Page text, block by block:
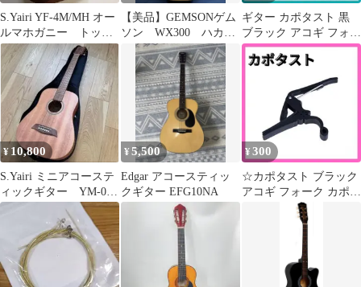
S.Yairi YF-4M/MH オー
ルマホガニー トップ
単板 艶消し 美品‼️
【美品】GEMSONゲム
ソン WX300 ハカラ
ンダまたはローズ ギ
ルドインレイ
ギター カポタスト 黒
ブラック アコギ フォー
ク カポ エレキ 固定
¥ 10,800
S.Yairi ミニアコーステ
ィックギター YM-02
MH
¥5,500
Edgar アコースティッ
クギター EFG10NA
¥ 300
☆カポタスト ブラック
アコギ フォーク カポ
エレキギター